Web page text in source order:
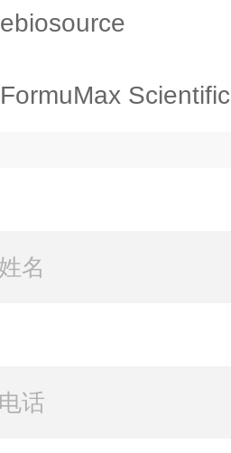
ebiosource
FormuMax Scientific